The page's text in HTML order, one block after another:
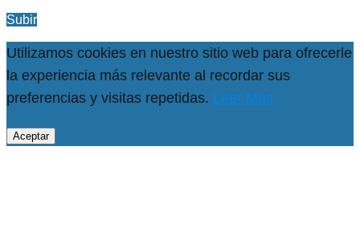
Subir
Utilizamos cookies en nuestro sitio web para ofrecerle
la experiencia más relevante al recordar sus
preferencias y visitas repetidas. Leer Más
Aceptar